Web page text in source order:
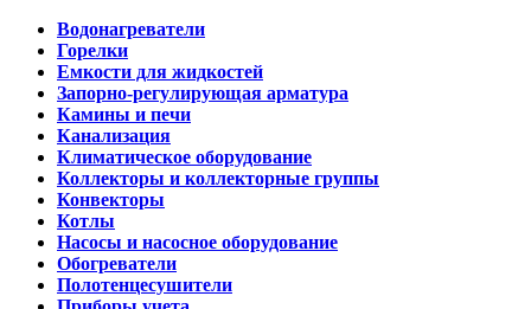
Водонагреватели
Горелки
Емкости для жидкостей
Запорно-регулирующая арматура
Камины и печи
Канализация
Климатическое оборудование
Коллекторы и коллекторные группы
Конвекторы
Котлы
Насосы и насосное оборудование
Обогреватели
Полотенцесушители